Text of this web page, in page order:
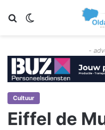
Zoeken
-
Cultuur
Eiffel de